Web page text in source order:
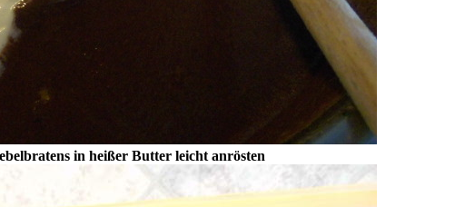
in heißer Butter leicht anrösten